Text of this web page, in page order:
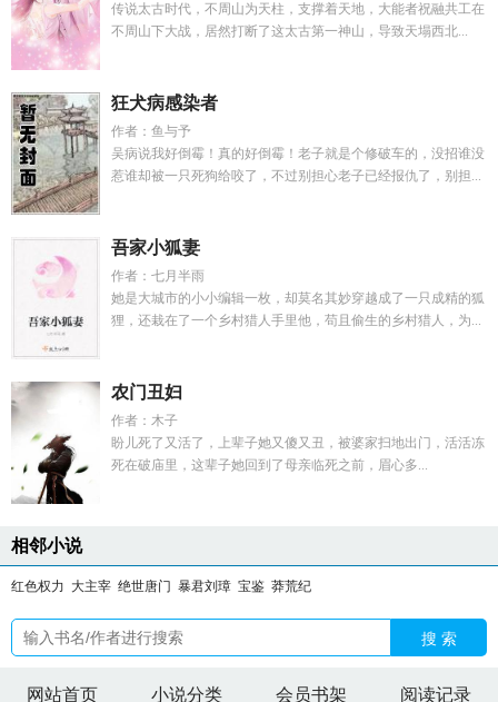
传说太古时代，不周山为天柱，支撑着天地，大能者祝融共工在
不周山下大战，居然打断了这太古第一神山，导致天塌西北...
狂犬病感染者
作者：鱼与予
吴病说我好倒霉！真的好倒霉！老子就是个修破车的，没招谁没
惹谁却被一只死狗给咬了，不过别担心老子已经报仇了，别担...
吾家小狐妻
作者：七月半雨
她是大城市的小小编辑一枚，却莫名其妙穿越成了一只成精的狐
狸，还栽在了一个乡村猎人手里他，苟且偷生的乡村猎人，为...
农门丑妇
作者：木子
盼儿死了又活了，上辈子她又傻又丑，被婆家扫地出门，活活冻
死在破庙里，这辈子她回到了母亲临死之前，眉心多...
相邻小说
红色权力 大主宰 绝世唐门 暴君刘璋 宝鉴 莽荒纪
搜 索
网站首页 小说分类 会员书架 阅读记录